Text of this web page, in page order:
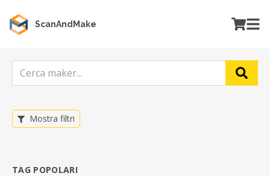
ScanAndMake
Mostra filtri
TAG POPOLARI